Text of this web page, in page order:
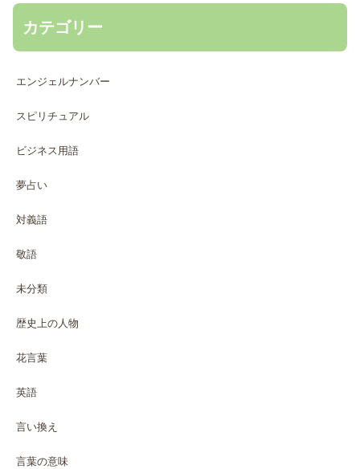
カテゴリー
エンジェルナンバー
スピリチュアル
ビジネス用語
夢占い
対義語
敬語
未分類
歴史上の人物
花言葉
英語
言い換え
言葉の意味